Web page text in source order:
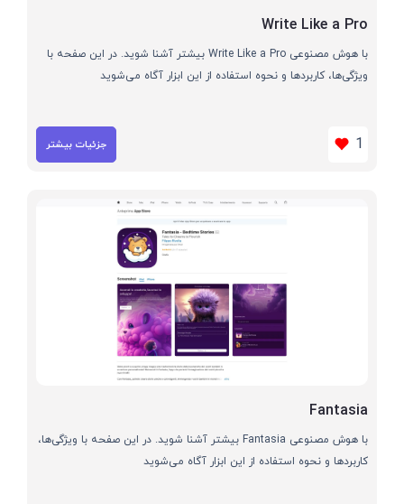
Write Like a Pro
با هوش مصنوعی Write Like a Pro بیشتر آشنا شوید. در این صفحه با
ویژگی‌ها، کاربردها و نحوه استفاده از این ابزار آگاه می‌شوید
1 جزئیات بیشتر
Fantasia
با هوش مصنوعی Fantasia بیشتر آشنا شوید. در این صفحه با ویژگی‌ها،
کاربردها و نحوه استفاده از این ابزار آگاه می‌شوید